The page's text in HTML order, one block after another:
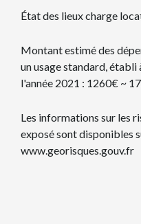
État des lieux charge
Montant estimé des
un usage standard,
l'année 2021 : 1260€ ~
Les informations sur les
exposé sont disponibles
www.georisques.gouv.fr